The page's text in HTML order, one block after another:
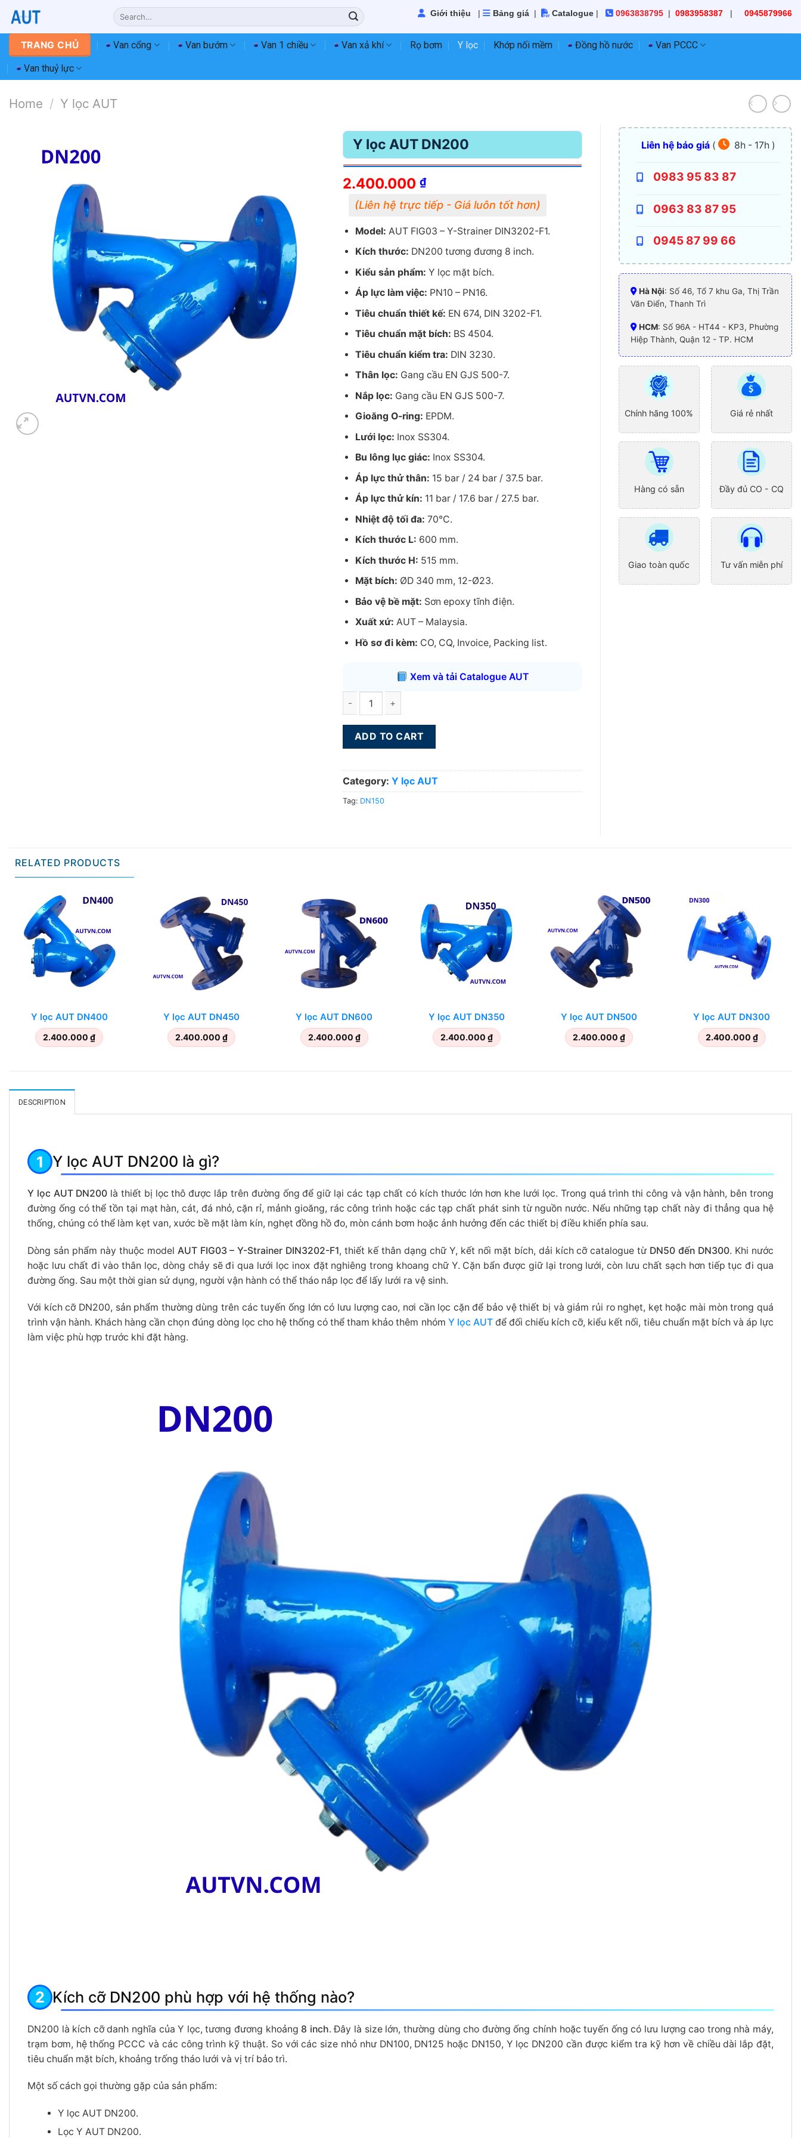
đến
nội
dung
Search
for:
Giới thiệu | Bảng giá | Catalogue | 0963838795 | 0983958387 | 0945879966
TRANG CHỦ Van cổng Van bướm Van 1 chiều Van xả khí Rọ bơm Y lọc Khớp nối mềm Đồng hồ nước Van PCCC
Van thuỷ lực
Home / Y lọc AUT
Y lọc AUT DN200
2.400.000 ₫
Model: AUT FIG03 – Y-Strainer DIN3202-F1.
Kích thước: DN200 tương đương 8 inch.
Kiểu sản phẩm: Y lọc mặt bích.
Áp lực làm việc: PN10 – PN16.
Tiêu chuẩn thiết kế: EN 674, DIN 3202-F1.
Tiêu chuẩn mặt bích: BS 4504.
Tiêu chuẩn kiểm tra: DIN 3230.
Thân lọc: Gang cầu EN GJS 500-7.
Nắp lọc: Gang cầu EN GJS 500-7.
Gioăng O-ring: EPDM.
Lưới lọc: Inox SS304.
Bu lông lục giác: Inox SS304.
Áp lực thử thân: 15 bar / 24 bar / 37.5 bar.
Áp lực thử kín: 11 bar / 17.6 bar / 27.5 bar.
Nhiệt độ tối đa: 70°C.
Kích thước L: 600 mm.
Kích thước H: 515 mm.
Mặt bích: ØD 340 mm, 12-Ø23.
Bảo vệ bề mặt: Sơn epoxy tĩnh điện.
Xuất xứ: AUT – Malaysia.
Hồ sơ đi kèm: CO, CQ, Invoice, Packing list.
Xem và tải Catalogue AUT
ADD TO CART
Category: Y lọc AUT
Tag: DN150
Liên hệ báo giá ( 8h - 17h )
0983 95 83 87
0963 83 87 95
0945 87 99 66
Hà Nội: Số 46, Tổ 7 khu Ga, Thị Trần
Văn Điển, Thanh Trì
HCM: Số 96A - HT44 - KP3, Phường
Hiệp Thành, Quận 12 - TP. HCM
Chính hãng 100% Giá rẻ nhất
Hàng có sẵn Đầy đủ CO - CQ
Giao toàn quốc Tư vấn miễn phí
RELATED PRODUCTS
Y lọc AUT DN400
2.400.000₫
Y lọc AUT DN450
2.400.000₫
Y lọc AUT DN600
2.400.000 ₫
Y lọc AUT DN350
2.400.000₫
Y lọc AUT DN500
2.400.000₫
Y lọc AUT DN300
2.400.000 ₫
DESCRIPTION
Y lọc AUT DN200 là gì?
Y lọc AUT DN200 là thiết bị lọc thô được lắp trên đường ống để giữ lại các tạp chất có kích thước lớn hơn khe lưới lọc. Trong quá trình thi công và vận hành, bên trong
đường ống có thể tồn tại mạt hàn, cát, đá nhỏ, cặn rỉ, mảnh gioăng, rác công trình hoặc các tạp chất phát sinh từ nguồn nước. Nếu những tạp chất này đi thẳng qua hệ
thống, chúng có thể làm kẹt van, xước bề mặt làm kín, nghẹt đồng hồ đo, mòn cánh bơm hoặc ảnh hưởng đến các thiết bị điều khiển phía sau.
Dòng sản phẩm này thuộc model AUT FIG03 – Y-Strainer DIN3202-F1, thiết kế thân dạng chữ Y, kết nối mặt bích, dải kích cỡ catalogue từ DN50 đến DN300. Khi nước
hoặc lưu chất đi vào thân lọc, dòng chảy sẽ đi qua lưới lọc inox đặt nghiêng trong khoang chữ Y. Cặn bẩn được giữ lại trong lưới, còn lưu chất sạch hơn tiếp tục đi qua
đường ống. Sau một thời gian sử dụng, người vận hành có thể tháo nắp lọc để lấy lưới ra vệ sinh.
Với kích cỡ DN200, sản phẩm thường dùng trên các tuyến ống lớn có lưu lượng cao, nơi cần lọc cặn để bảo vệ thiết bị và giảm rủi ro nghẹt, kẹt hoặc mài mòn trong quá
trình vận hành. Khách hàng cần chọn đúng dòng lọc cho hệ thống có thể tham khảo thêm nhóm Y lọc AUTđể đối chiếu kích cỡ, kiểu kết nối, tiêu chuẩn mặt bích và áp lực
làm việc phù hợp trước khi đặt hàng.
Kích cỡ DN200 phù hợp với hệ thống nào?
DN200 là kích cỡ danh nghĩa của Y lọc, tương đương khoảng 8 inch. Đây là size lớn, thường dùng cho đường ống chính hoặc tuyến ống có lưu lượng cao trong nhà máy,
trạm bơm, hệ thống PCCC và các công trình kỹ thuật. So với các size nhỏ như DN100, DN125 hoặc DN150, Y lọc DN200 cần được kiểm tra kỹ hơn về chiều dài lắp đặt,
tiêu chuẩn mặt bích, khoảng trống tháo lưới và vị trí bảo trì.
Một số cách gọi thường gặp của sản phẩm:
Y lọc AUT DN200.
Lọc Y AUT DN200.